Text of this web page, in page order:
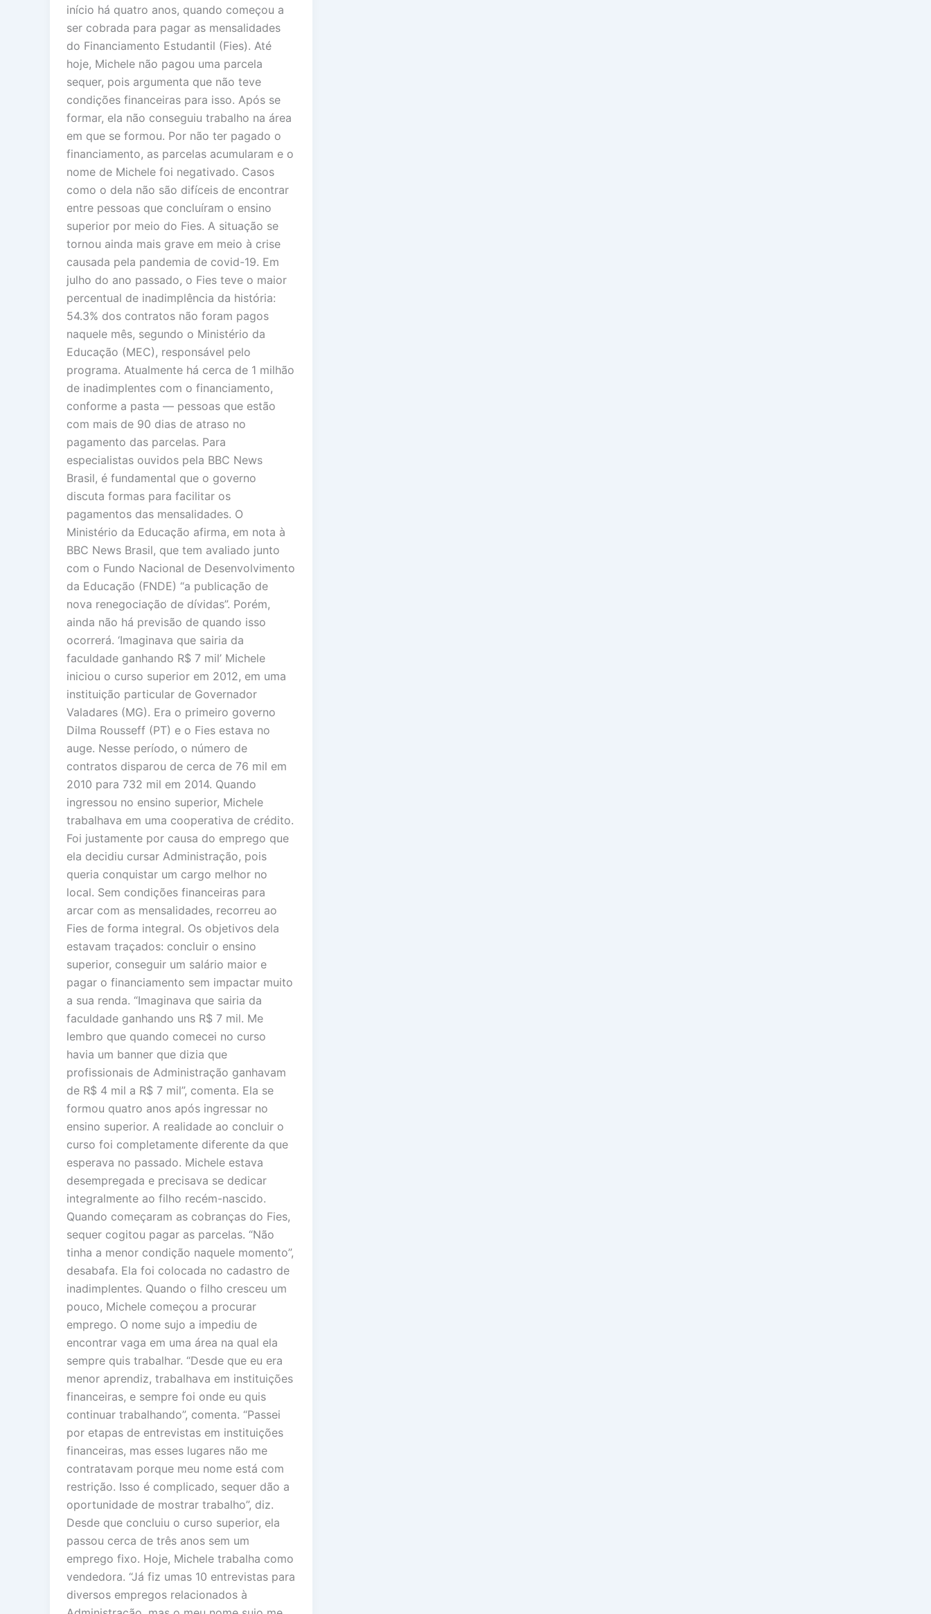
início há quatro anos, quando começou a
ser cobrada para pagar as mensalidades
do Financiamento Estudantil (Fies). Até
hoje, Michele não pagou uma parcela
sequer, pois argumenta que não teve
condições financeiras para isso. Após se
formar, ela não conseguiu trabalho na área
em que se formou. Por não ter pagado o
financiamento, as parcelas acumularam e o
nome de Michele foi negativado. Casos
como o dela não são difíceis de encontrar
entre pessoas que concluíram o ensino
superior por meio do Fies. A situação se
tornou ainda mais grave em meio à crise
causada pela pandemia de covid-19. Em
julho do ano passado, o Fies teve o maior
percentual de inadimplência da história:
54.3% dos contratos não foram pagos
naquele mês, segundo o Ministério da
Educação (MEC), responsável pelo
programa. Atualmente há cerca de 1 milhão
de inadimplentes com o financiamento,
conforme a pasta — pessoas que estão
com mais de 90 dias de atraso no
pagamento das parcelas. Para
especialistas ouvidos pela BBC News
Brasil, é fundamental que o governo
discuta formas para facilitar os
pagamentos das mensalidades. O
Ministério da Educação afirma, em nota à
BBC News Brasil, que tem avaliado junto
com o Fundo Nacional de Desenvolvimento
da Educação (FNDE) “a publicação de
nova renegociação de dívidas”. Porém,
ainda não há previsão de quando isso
ocorrerá. ‘Imaginava que sairia da
faculdade ganhando R$ 7 mil’ Michele
iniciou o curso superior em 2012, em uma
instituição particular de Governador
Valadares (MG). Era o primeiro governo
Dilma Rousseff (PT) e o Fies estava no
auge. Nesse período, o número de
contratos disparou de cerca de 76 mil em
2010 para 732 mil em 2014. Quando
ingressou no ensino superior, Michele
trabalhava em uma cooperativa de crédito.
Foi justamente por causa do emprego que
ela decidiu cursar Administração, pois
queria conquistar um cargo melhor no
local. Sem condições financeiras para
arcar com as mensalidades, recorreu ao
Fies de forma integral. Os objetivos dela
estavam traçados: concluir o ensino
superior, conseguir um salário maior e
pagar o financiamento sem impactar muito
a sua renda. “Imaginava que sairia da
faculdade ganhando uns R$ 7 mil. Me
lembro que quando comecei no curso
havia um banner que dizia que
profissionais de Administração ganhavam
de R$ 4 mil a R$ 7 mil”, comenta. Ela se
formou quatro anos após ingressar no
ensino superior. A realidade ao concluir o
curso foi completamente diferente da que
esperava no passado. Michele estava
desempregada e precisava se dedicar
integralmente ao filho recém-nascido.
Quando começaram as cobranças do Fies,
sequer cogitou pagar as parcelas. “Não
tinha a menor condição naquele momento”,
desabafa. Ela foi colocada no cadastro de
inadimplentes. Quando o filho cresceu um
pouco, Michele começou a procurar
emprego. O nome sujo a impediu de
encontrar vaga em uma área na qual ela
sempre quis trabalhar. “Desde que eu era
menor aprendiz, trabalhava em instituições
financeiras, e sempre foi onde eu quis
continuar trabalhando”, comenta. “Passei
por etapas de entrevistas em instituições
financeiras, mas esses lugares não me
contratavam porque meu nome está com
restrição. Isso é complicado, sequer dão a
oportunidade de mostrar trabalho”, diz.
Desde que concluiu o curso superior, ela
passou cerca de três anos sem um
emprego fixo. Hoje, Michele trabalha como
vendedora. “Já fiz umas 10 entrevistas para
diversos empregos relacionados à